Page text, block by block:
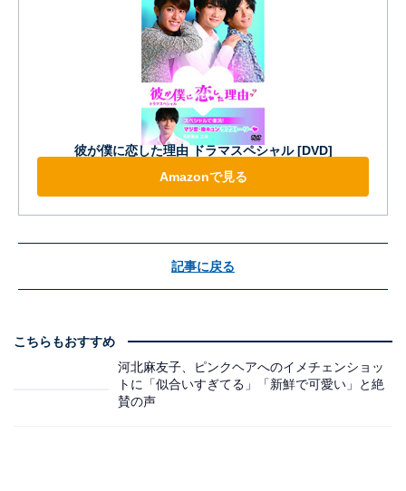
彼が僕に恋した理由 ドラマスペシャル [DVD]
Amazonで見る
記事に戻る
こちらもおすすめ
河北麻友子、ピンクヘアへのイメチェンショッ
トに「似合いすぎてる」「新鮮で可愛い」と絶
賛の声